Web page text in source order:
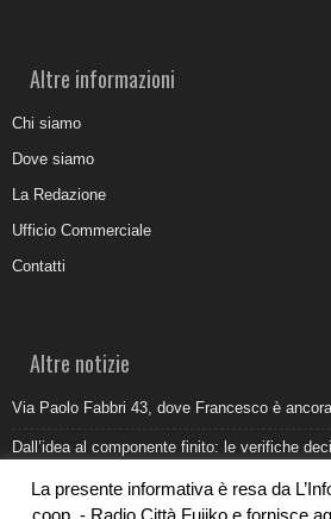
Altre informazioni
Chi siamo
Dove siamo
La Redazione
Ufficio Commerciale
Contatti
Altre notizie
Via Paolo Fabbri 43, dove Francesco è
Dall’idea al componente finito: le verifiche
Belvedere Marittimo e il report ARPACAL
La presente informativa è resa da